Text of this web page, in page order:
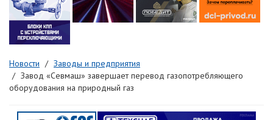
Новости
Заводы и предприятия
Завод «Севмаш» завершает перевод газопотребляющего
оборудования на природный газ